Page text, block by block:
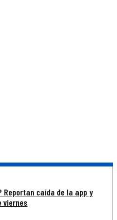
Reportan caída de la app y
viernes